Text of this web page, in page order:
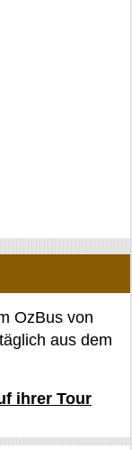
OzBus von
aus dem
ihrer Tour